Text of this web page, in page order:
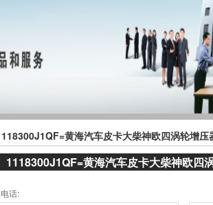
黄海汽车皮卡大柴神欧四涡轮增压
1118300J1QF=黄海汽车皮卡大柴神欧四
话: